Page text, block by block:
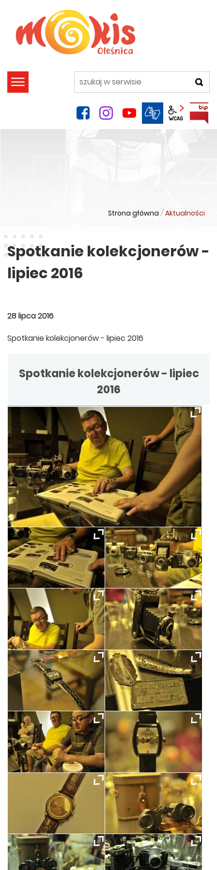
szukaj
facebookinstagram
YouTube
Panel
Strona główna / Aktualności
Spotkanie kolekcjonerów -
lipiec 2016
28 lipca 2016
Spotkanie kolekcjonerów - lipiec 2016
Spotkanie kolekcjonerów - lipiec
2016